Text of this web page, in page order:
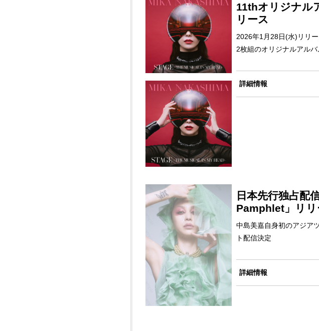
11thオリジナル
リース
2026年1月28日(水)リリー
2枚組のオリジナルアルバ
詳細情報
日本先行独占配
Pamphlet」リリ
中島美嘉自身初のアジア
ト配信決定
詳細情報